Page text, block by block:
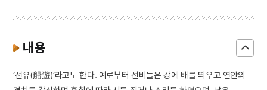
내용
‘선유(船遊)’라고도 한다. 예로부터 선비들은 강에 배를 띄우고 연안의